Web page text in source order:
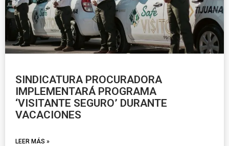
SINDICATURA PROCURADORA
IMPLEMENTARÁ PROGRAMA
‘VISITANTE SEGURO’ DURANTE
VACACIONES
LEER MÁS »